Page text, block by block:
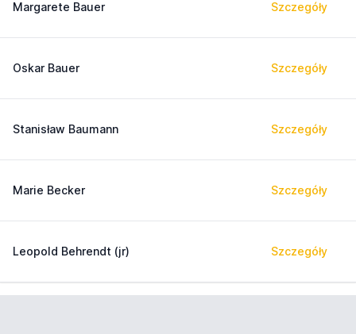
Margarete Bauer Szczegóły
Oskar Bauer Szczegóły
Stanisław Baumann Szczegóły
Marie Becker Szczegóły
Leopold Behrendt (jr) Szczegóły